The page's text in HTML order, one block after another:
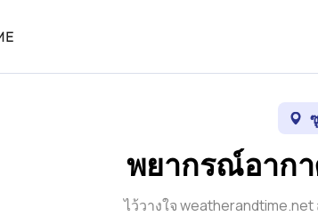
พยากรณ์อาก
ไว้วางใจ